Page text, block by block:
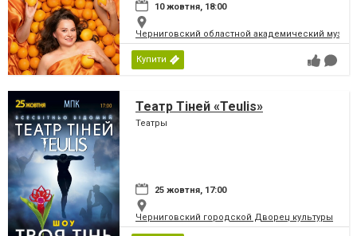
10 жовтня, 18:00
Черниговский областной академический
Купити
Театр Тіней «Teulis»
Театры
25 жовтня, 17:00
Черниговский городской Дворец культуры